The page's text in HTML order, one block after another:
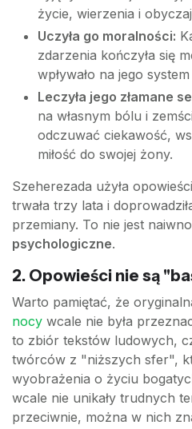
życie, wierzenia i
Uczyła go moralności:
zdarzenia kończyła się
wpływało na jego
Leczyła jego złamane
na własnym bólu i
odczuwać ciekawość,
miłość do swojej żony.
Szeherezada użyła
trwała trzy lata i
przemiany. To nie jest
psychologiczne.
2. Opowieści nie są
Warto pamiętać, że
nocy wcale nie była
to zbiór tekstów ludowych,
twórców z "niższych sfer",
wyobrażenia o życiu
wcale nie unikały trudnych
przeciwnie, można w nich